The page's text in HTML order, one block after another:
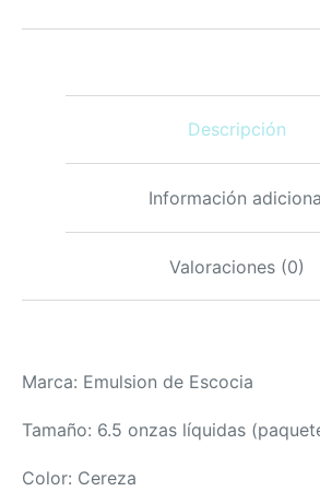
Descripción
Información
Valoraciones (0)
Marca: Emulsion de Escocia
Tamaño: 6.5 onzas líquidas
Color: Cereza